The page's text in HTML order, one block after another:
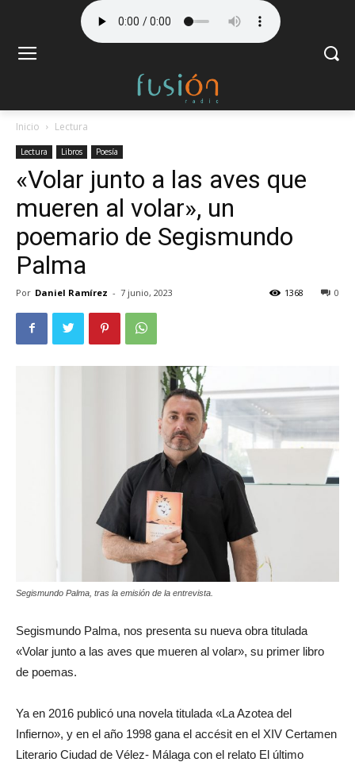
Inicio Lectura
Lectura Libros Poesía
«Volar junto a las aves que
mueren al volar», un
poemario de Segismundo
Palma
Por Daniel Ramírez - 7 junio, 2023 0
1368
Segismundo Palma, tras la emisión de la entrevista.
Segismundo Palma, nos presenta su nueva obra titulada
«Volar junto a las aves que mueren al volar», su primer libro
de poemas.
Ya en 2016 publicó una novela titulada «La Azotea del
Infierno», y en el año 1998 gana el accésit en el XIV Certamen
Literario Ciudad de Vélez- Málaga con el relato El último